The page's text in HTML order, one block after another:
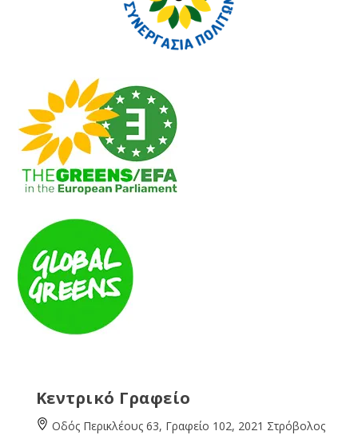
Κεντρικό Γραφείο
Οδός Περικλέους 63, Γραφείο 102, 2021 Στρόβολος